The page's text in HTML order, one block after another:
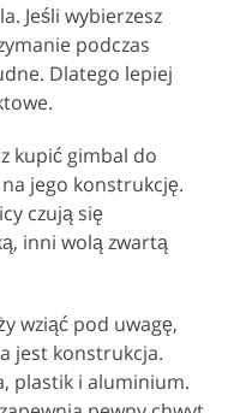
Jeśli wybierzesz
podczas
Dlatego lepiej
kupić gimbal do
jego konstrukcję.
czują się
inni wolą zwartą
wziąć pod uwagę,
jest konstrukcja.
plastik i aluminium.